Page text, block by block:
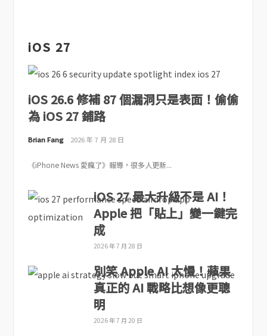
iOS 27
iOS 26.6 修補 87 個漏洞只是表面！偷偷
為 iOS 27 鋪路
Brian Fang 2026 年 7 月 28 日
《iPhone News 愛瘋了》報導，很多人更新...
iOS 27 最大升級不是 AI！
Apple 把「貼上」變一鍵完
成
2026 年 7 月 28 日
別笑 Apple AI 太慢！蘋果
真正的 AI 戰略比想像更聰
明
2026 年 7 月 20 日